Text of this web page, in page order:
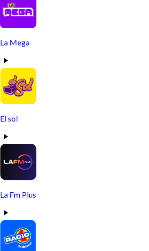
La Mega
El sol
La Fm Plus